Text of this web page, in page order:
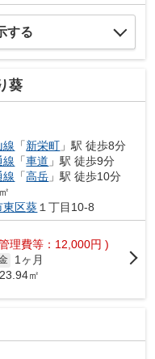
する
葵
線 「新栄町 」駅 徒歩8分
線 「車道 」駅 徒歩9分
線 「高岳 」駅 徒歩10分
東区葵 １丁目10-8
理費等：12,000円 )
1ヶ月
㎡